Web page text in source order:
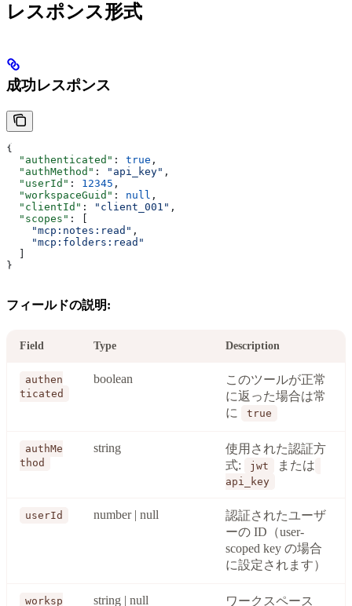
レスポンス形式
成功レスポンス
{
  "authenticated"
: true ,
  "authMethod"
: "api_key" ,
  "userId"
: 12345 ,
  "workspaceGuid"
: null ,
  "clientId"
: "client_001" ,
  "scopes"
: [
    "mcp:notes:read"
,
    "mcp:folders:read"
}
フィールドの説明:
Field Type Description
authen
ticated
boolean
このツールが正常
に返った場合は常
に
true
authMe
thod
string
使用された認証方
式:
jwt または
api_key
userId number | null
認証されたユーザ
ーの ID（user-
scoped key の場合
に設定されます）
worksp
string | null
ワークスペース